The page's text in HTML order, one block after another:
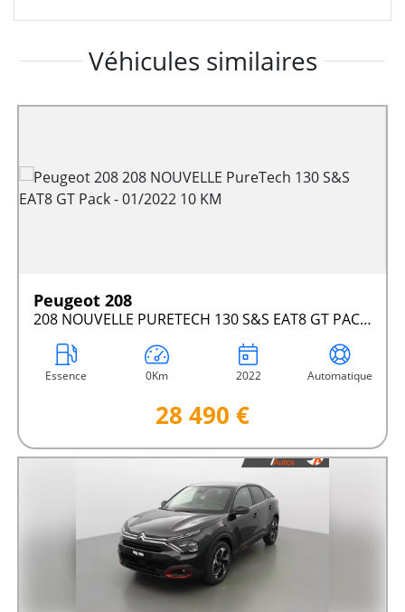
Véhicules similaires
Peugeot 208
208 NOUVELLE PURETECH 130 S&S EAT8 GT PACK - 01/2022 10 KM
Essence 0Km 2022 Automatique
28 490 €